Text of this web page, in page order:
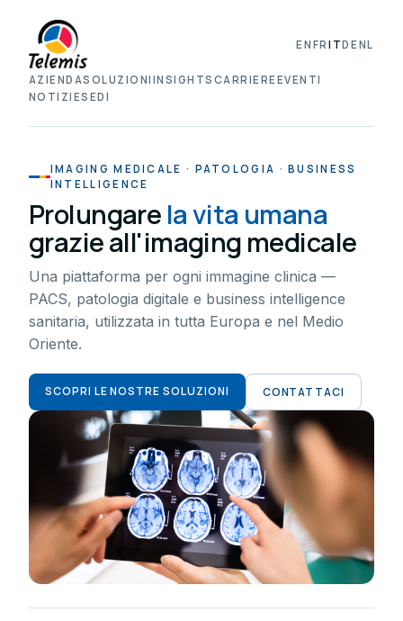
AZIENDASOLUZIONI INSIGHTS CARRIERE EVENTI
NOTIZIESEDI
ENFRITDENL
IMAGING MEDICALE · PATOLOGIA · BUSINESS
INTELLIGENCE
Prolungare la vita umana
grazie all'imaging medicale
Una piattaforma per ogni immagine clinica —
PACS, patologia digitale e business intelligence
sanitaria, utilizzata in tutta Europa e nel Medio
Oriente.
SCOPRI LE NOSTRE SOLUZIONI CONTATTACI